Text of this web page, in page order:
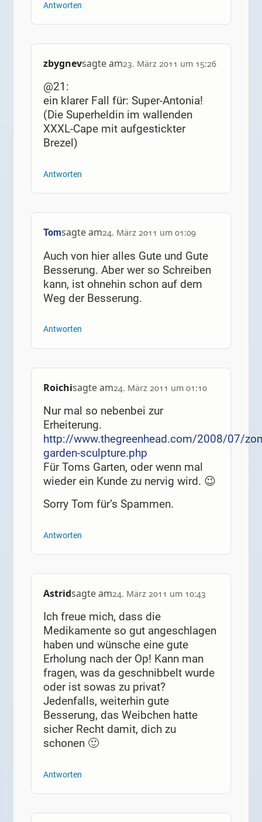
Antworten
zbygnevsagte am23. März 2011 um 15:26
@21:
ein klarer Fall für: Super-Antonia!
(Die Superheldin im wallenden
XXXL-Cape mit aufgestickter
Brezel)
Antworten
Tomsagte am24. März 2011 um 01:09
Auch von hier alles Gute und Gute
Besserung. Aber wer so Schreiben
kann, ist ohnehin schon auf dem
Weg der Besserung.
Antworten
Roichisagte am24. März 2011 um 01:10
Nur mal so nebenbei zur
Erheiterung.
http://www.thegreenhead.com/2008/07/
garden-sculpture.php
Für Toms Garten, oder wenn mal
wieder ein Kunde zu nervig wird. 😉
Sorry Tom für’s Spammen.
Antworten
Astridsagte am24. März 2011 um 10:43
Ich freue mich, dass die
Medikamente so gut angeschlagen
haben und wünsche eine gute
Erholung nach der Op! Kann man
fragen, was da geschnibbelt wurde
oder ist sowas zu privat?
Jedenfalls, weiterhin gute
Besserung, das Weibchen hatte
sicher Recht damit, dich zu
schonen 🙂
Antworten